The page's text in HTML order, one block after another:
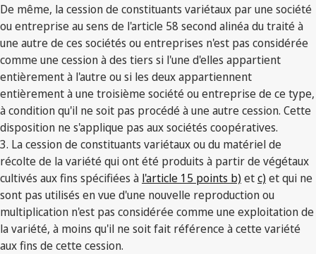
De même, la cession de constituants variétaux par une société
ou entreprise au sens de l'article 58 second alinéa du traité à
une autre de ces sociétés ou entreprises n'est pas considérée
comme une cession à des tiers si l'une d'elles appartient
entièrement à l'autre ou si les deux appartiennent
entièrement à une troisième société ou entreprise de ce type,
à condition qu'il ne soit pas procédé à une autre cession. Cette
disposition ne s'applique pas aux sociétés coopératives.
3. La cession de constituants variétaux ou du matériel de
récolte de la variété qui ont été produits à partir de végétaux
cultivés aux fins spécifiées à l'article 15 points b) etc) et qui ne
sont pas utilisés en vue d'une nouvelle reproduction ou
multiplication n'est pas considérée comme une exploitation de
la variété, à moins qu'il ne soit fait référence à cette variété
aux fins de cette cession.